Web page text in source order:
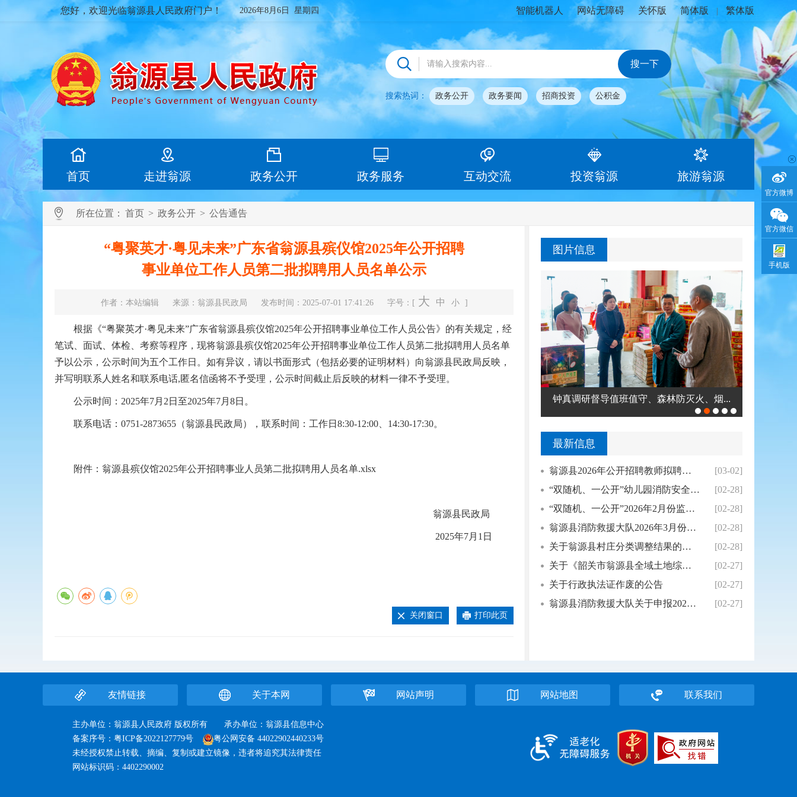
官方微博
官方微信
手机版
您好，欢迎光临翁源县人民政府门户！ 2026年8月6日 星期四 智能机器人 网站无障碍 关怀版 简体版 繁体版
搜索热词： 政务公开 政务要闻 招商投资 公积金
首页 走进翁源 政务公开 政务服务 互动交流 投资翁源 旅游翁源
所在位置： 首页 > 政务公开 > 公告通告
“粤聚英才·粤见未来”广东省翁源县殡仪馆2025年公开招聘
事业单位工作人员第二批拟聘用人员名单公示
作者：本站编辑 来源：翁源县民政局 发布时间：2025-07-01 17:41:26 字号：[ 大 中 小 ]
根据《“粤聚英才·粤见未来”广东省翁源县殡仪馆2025年公开招聘事业单位工作人员公告》的有关规定，经
笔试、面试、体检、考察等程序，现将翁源县殡仪馆2025年公开招聘事业单位工作人员第二批拟聘用人员名单
予以公示，公示时间为五个工作日。如有异议，请以书面形式（包括必要的证明材料）向翁源县民政局反映，
并写明联系人姓名和联系电话,匿名信函将不予受理，公示时间截止后反映的材料一律不予受理。
公示时间：2025年7月2日至2025年7月8日。
联系电话：0751-2873655（翁源县民政局），联系时间：工作日8:30-12:00、14:30-17:30。
附件：翁源县殡仪馆2025年公开招聘事业人员第二批拟聘用人员名单.xlsx
翁源县民政局
2025年7月1日
关闭窗口 打印此页
图片信息
钟真调研督导值班值守、森林防灭火、烟...
最新信息
翁源县2026年公开招聘教师拟聘用人员公示（...
[03-02]
“双随机、一公开”幼儿园消防安全专项整治2月...
[02-28]
“双随机、一公开”2026年2月份监督抽查结...
[02-28]
翁源县消防救援大队2026年3月份县级“双随...
[02-28]
关于翁源县村庄分类调整结果的公示
[02-28]
关于《韶关市翁源县全域土地综合整治实施方案（...
[02-27]
关于行政执法证作废的公告
[02-27]
翁源县消防救援大队关于申报2026年度消防安...
[02-27]
友情链接 关于本网 网站声明 网站地图 联系我们
主办单位：翁源县人民政府 版权所有 承办单位：翁源县信息中心
备案序号： 粤ICP备2022127779号
粤公网安备 44022902440233号
未经授权禁止转载、摘编、复制或建立镜像，违者将追究其法律责任
网站标识码：4402290002